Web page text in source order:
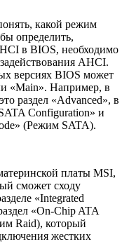
какой режим
определить,
в BIOS, необходимо
AHCI.
версиях BIOS может
«Main». Например, в
раздел «Advanced», в
Configuration» и
(Режим SATA).
платы MSI,
сможет сходу
«Integrated
«On-Chip ATA
Raid), который
жестких